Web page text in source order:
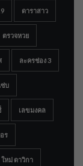
ดาราสาว
ตรวจหวย
ละครช่อง 3
บ
เลขมงคล
ร
ใหม่ ดาวิกา